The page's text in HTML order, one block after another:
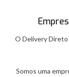
O Delivery Direto
Somos uma